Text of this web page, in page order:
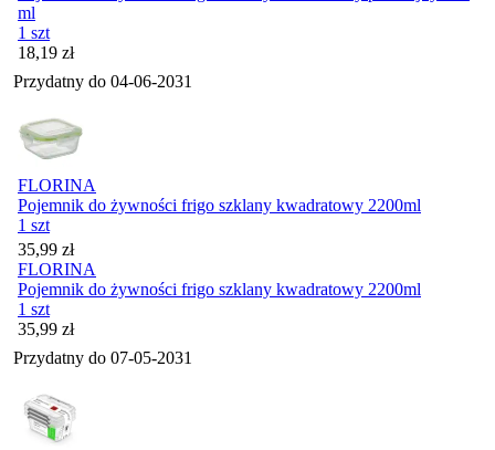
ml
1 szt
Cena
18,19 zł
Przydatny do 04-06-2031
FLORINA
Pojemnik do żywności frigo szklany kwadratowy 2200ml
1 szt
Cena
35,99 zł
FLORINA
Pojemnik do żywności frigo szklany kwadratowy 2200ml
1 szt
Cena
35,99 zł
Przydatny do 07-05-2031